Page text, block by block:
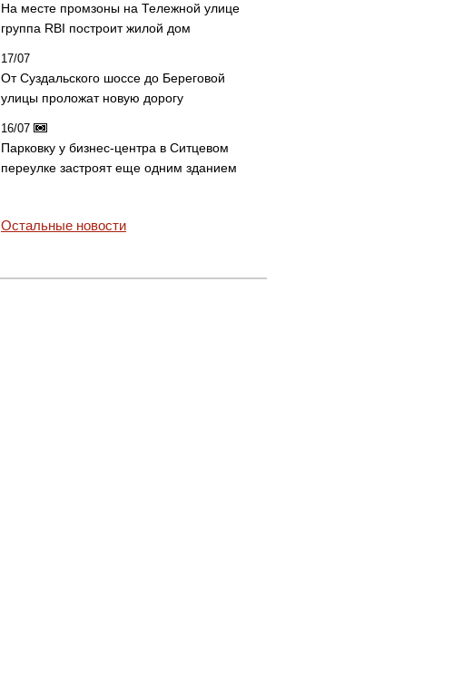
На месте промзоны на Тележной улице
группа RBI построит жилой дом
17/07
От Суздальского шоссе до Береговой
улицы проложат новую дорогу
16/07
Парковку у бизнес-центра в Ситцевом
переулке застроят еще одним зданием
Остальные новости